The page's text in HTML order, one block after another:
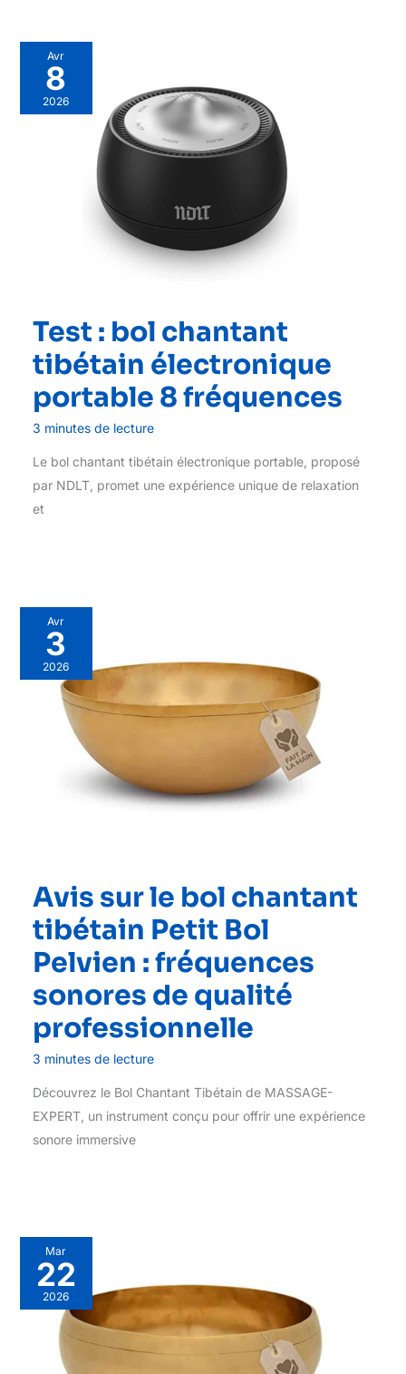
Avr
8
2026
Test : bol chantant
tibétain électronique
portable 8 fréquences
3 minutes de lecture
Le bol chantant tibétain électronique portable, proposé
par NDLT, promet une expérience unique de relaxation
et
Avr
3
2026
Avis sur le bol chantant
tibétain Petit Bol
Pelvien : fréquences
sonores de qualité
professionnelle
3 minutes de lecture
Découvrez le Bol Chantant Tibétain de MASSAGE-
EXPERT, un instrument conçu pour offrir une expérience
sonore immersive
Mar
22
2026